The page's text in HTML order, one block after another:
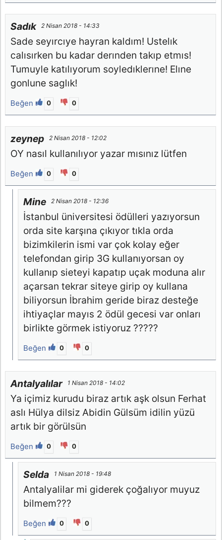
Sadık 2 Nisan 2018 - 14:33
Sade seyırcıye hayran kaldım! Ustelık
calısırken bu kadar derınden takıp etmıs!
Tumuyle katılıyorum soyledıklerıne! Elıne
gonlune saglık!
Beğen 0 0
zeynep 2 Nisan 2018 - 12:02
OY nasıl kullanılıyor yazar mısınız lütfen
Beğen 0 0
Mine 2 Nisan 2018 - 12:36
İstanbul üniversitesi ödülleri yazıyorsun
orda site karşına çıkıyor tıkla orda
bizimkilerin ismi var çok kolay eğer
telefondan girip 3G kullanıyorsan oy
kullanıp sieteyi kapatıp uçak moduna alır
açarsan tekrar siteye girip oy kullana
biliyorsun İbrahim geride biraz desteğe
ihtiyaçlar mayıs 2 ödül gecesi var onları
birlikte görmek istiyoruz ?????
Beğen 0 0
Antalyalılar 1 Nisan 2018 - 14:02
Ya içimiz kurudu biraz artık aşk olsun Ferhat
aslı Hülya dilsiz Abidin Gülsüm idilin yüzü
artık bir görülsün
Beğen 0 0
Selda 1 Nisan 2018 - 19:48
Antalyalilar mi giderek çoğalıyor muyuz
bilmem???
Beğen 0 0